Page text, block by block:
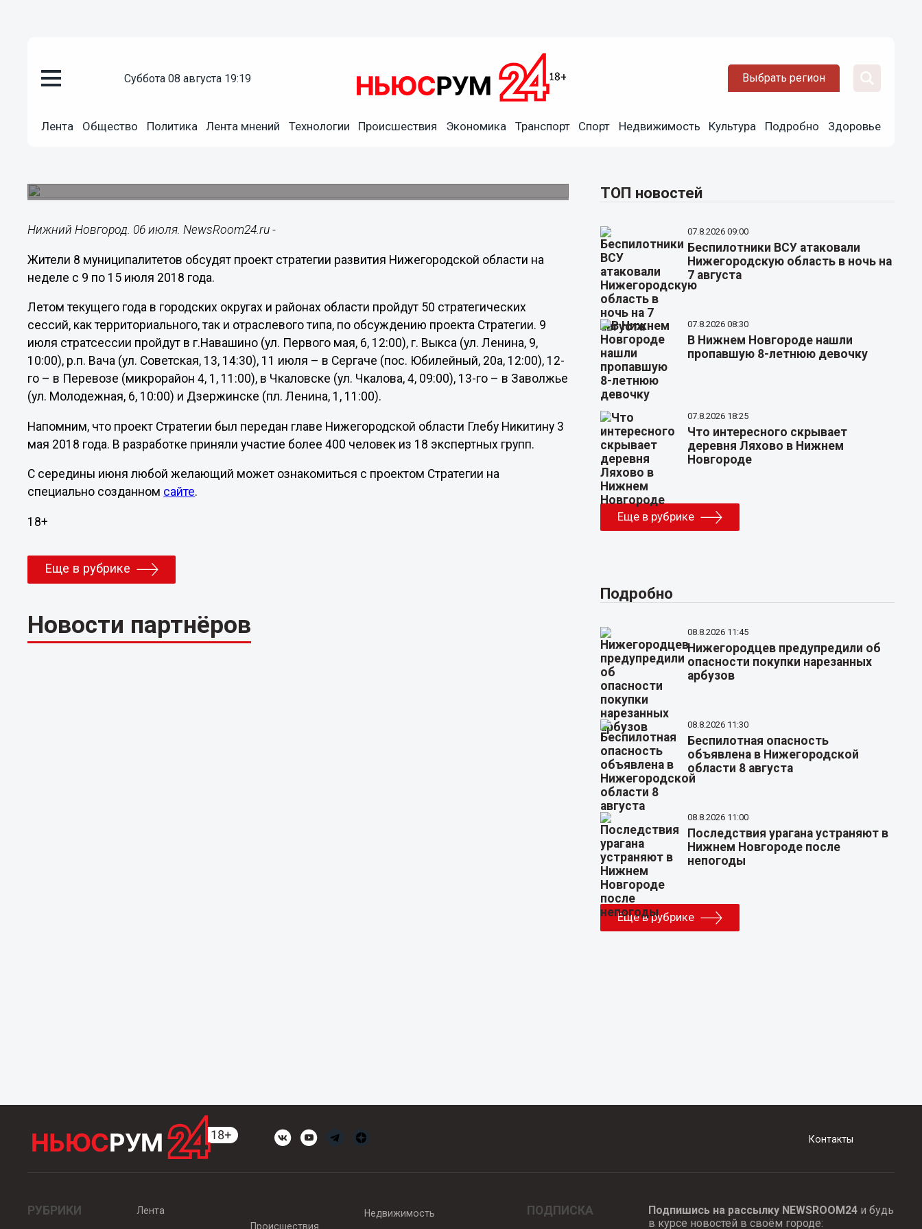
суббота 08 августа 19:19 Выбрать регион
Лента Общество Политика Лента мнений Технологии Происшествия Экономика Транспорт Спорт Недвижимость Культура Подробно Здоровье
Жители 8 муниципалитетов обсудят проект Стратегии
Нижний Новгород. 06 июля. NewsRoom24.ru -
Жители 8 муниципалитетов обсудят проект стратегии развития Нижегородской области на
неделе с 9 по 15 июля 2018 года.
Летом текущего года в городских округах и районах области пройдут 50 стратегических
сессий, как территориального, так и отраслевого типа, по обсуждению проекта Стратегии. 9
июля стратсессии пройдут в г.Навашино (ул. Первого мая, 6, 12:00), г. Выкса (ул. Ленина, 9,
10:00), р.п. Вача (ул. Советская, 13, 14:30), 11 июля – в Сергаче (пос. Юбилейный, 20а, 12:00), 12-
го – в Перевозе (микрорайон 4, 1, 11:00), в Чкаловске (ул. Чкалова, 4, 09:00), 13-го – в Заволжье
(ул. Молодежная, 6, 10:00) и Дзержинске (пл. Ленина, 1, 11:00).
Напомним, что проект Стратегии был передан главе Нижегородской области Глебу Никитину 3
мая 2018 года. В разработке приняли участие более 400 человек из 18 экспертных групп.
С середины июня любой желающий может ознакомиться с проектом Стратегии на
специально созданном сайте.
18+
Еще в рубрике
Новости партнёров
ТОП новостей
07.8.2026 09:00
Беспилотники ВСУ атаковали
Нижегородскую область в ночь на
7 августа
07.8.2026 08:30
В Нижнем Новгороде нашли
пропавшую 8-летнюю девочку
07.8.2026 18:25
Что интересного скрывает
деревня Ляхово в Нижнем
Новгороде
Еще в рубрике
Подробно
08.8.2026 11:45
Нижегородцев предупредили об
опасности покупки нарезанных
арбузов
08.8.2026 11:30
Беспилотная опасность
объявлена в Нижегородской
области 8 августа
08.8.2026 11:00
Последствия урагана устраняют в
Нижнем Новгороде после
непогоды
Еще в рубрике
Контакты
РУБРИКИ
Лента
Происшествия
Недвижимость ПОДПИСКА Подпишись на рассылку NEWSROOM24и будь
в курсе новостей в своём городе: